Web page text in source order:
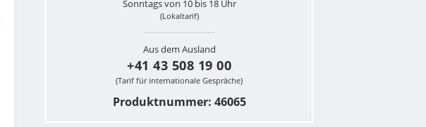
Sonntags von 10 bis 18 Uhr
(Lokaltarif)
Aus dem Ausland
+41 43 508 19 00
(Tarif für internationale Gespräche)
Produktnummer: 46065